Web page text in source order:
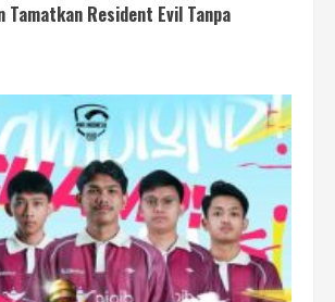
Tamatkan Resident Evil Tanpa